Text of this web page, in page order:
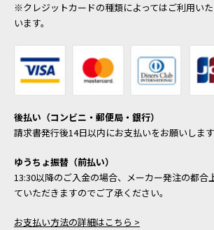
※クレジットカードの種類によってはご利用い
います。
後払い（コンビニ・郵便局・銀行）
請求書発行後14日以内にお支払いをお願いします
ゆうちょ振替（前払い）
13:30以降のご入金の場合、メーカー発注の都合
ていただきますのでご了承ください。
お支払い方法の詳細はこちら >